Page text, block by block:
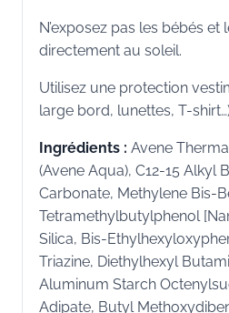
N’exposez pas les bébés et
directement au soleil.
Utilisez une protection
large bord, lunettes, T-
Ingrédients : Avene
(Avene Aqua), C12-15 Alkyl
Carbonate, Methylene Bis-
Tetramethylbutylphenol
Silica, Bis-
Triazine, Diethylhexyl
Aluminum Starch
Adipate, Butyl